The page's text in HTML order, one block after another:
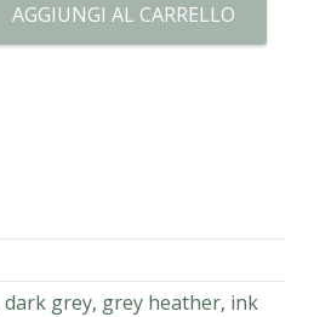
AGGIUNGI AL CARRELLO
dark grey, grey heather, ink